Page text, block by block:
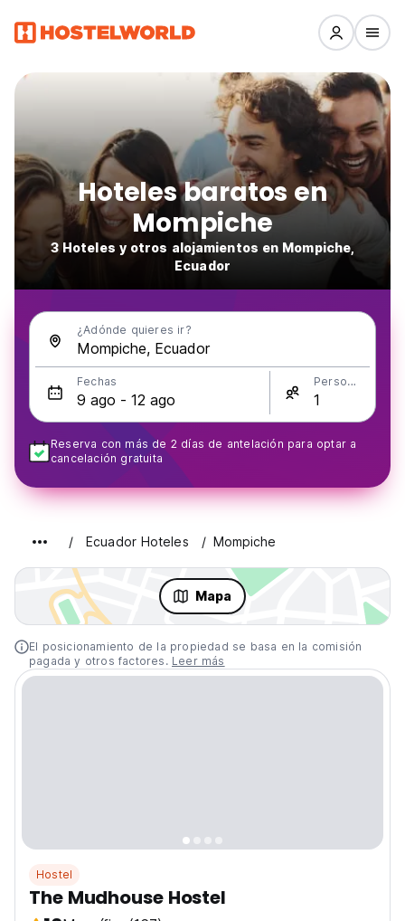
Hoteles baratos en
Mompiche
3 Hoteles y otros alojamientos en Mompiche,
Ecuador
¿Adónde quieres ir?
Fechas Personas
Reserva con más de 2 días de antelación para optar a
cancelación gratuita
Ecuador Hoteles Mompiche
Mapa
El posicionamiento de la propiedad se basa en la comisión
pagada y otros factores. Leer más
Hostel
The Mudhouse Hostel